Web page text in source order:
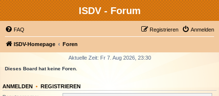
ISDV - Forum
FAQ Anmelden
Registrieren
ISDV-Homepage Foren
Aktuelle Zeit: Fr 7. Aug 2026, 23:30
Dieses Board hat keine Foren.
ANMELDEN • REGISTRIEREN